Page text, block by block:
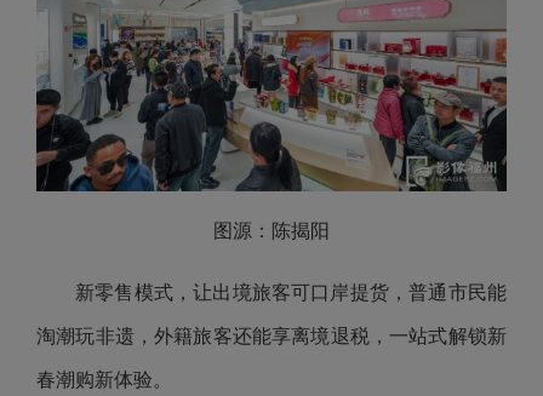
图源：陈揭阳
新零售模式，让出境旅客可口岸提货，普通市民能
淘潮玩非遗，外籍旅客还能享离境退税，一站式解锁新
春潮购新体验。